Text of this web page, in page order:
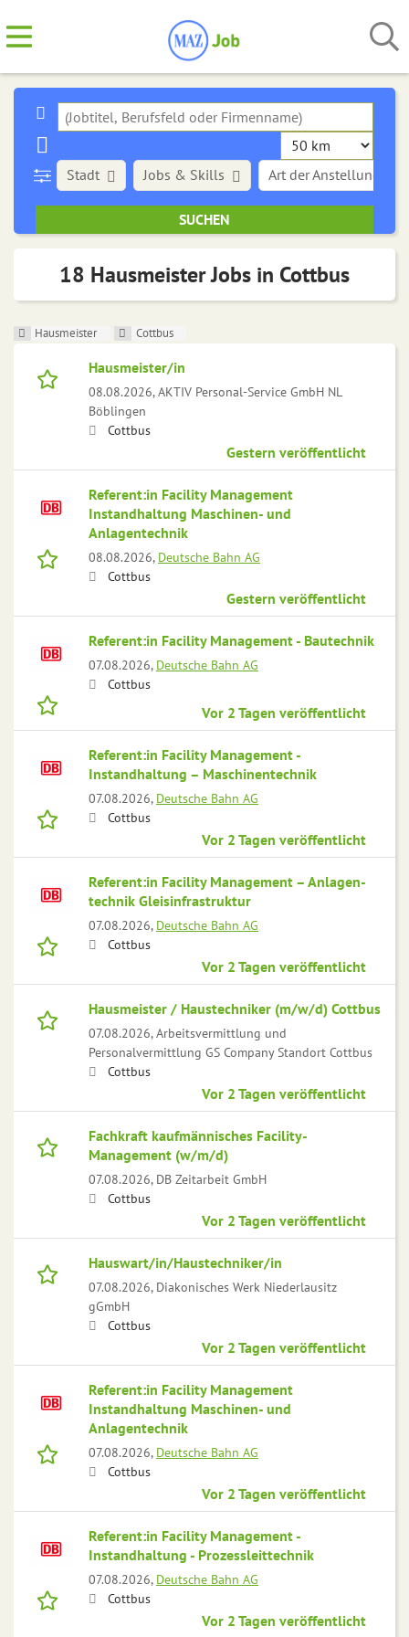
Stadt Art der Anstellung
Jobs & Skills
18 Hausmeister Jobs in Cottbus
Hausmeister Cottbus
Hausmeister/in
08.08.2026,AKTIV Personal-Service GmbH NL
Böblingen
Cottbus
Gestern veröffentlicht
Referent:in Facility Management
Instandhaltung Maschinen- und
Anlagentechnik
08.08.2026, Deutsche Bahn AG
Cottbus
Gestern veröffentlicht
Referent:in Facility Management - Bautechnik
07.08.2026, Deutsche Bahn AG
Cottbus
Vor 2 Tagen veröffentlicht
Referent:in Facility Management -
Instandhaltung – Maschinentechnik
07.08.2026, Deutsche Bahn AG
Cottbus
Vor 2 Tagen veröffentlicht
Referent:in Facility Management – Anlagen­
technik Gleisinfrastruktur
07.08.2026, Deutsche Bahn AG
Cottbus
Vor 2 Tagen veröffentlicht
Hausmeister / Haustechniker (m/w/d) Cottbus
07.08.2026,Arbeitsvermittlung und
Personalvermittlung GS Company Standort Cottbus
Cottbus
Vor 2 Tagen veröffentlicht
Fachkraft kaufmännisches Facility-
Management (w/m/d)
07.08.2026, DB Zeitarbeit GmbH
Cottbus
Vor 2 Tagen veröffentlicht
Hauswart/in/Haustechniker/in
07.08.2026, Diakonisches Werk Niederlausitz
gGmbH
Cottbus
Vor 2 Tagen veröffentlicht
Referent:in Facility Management
Instandhaltung Maschinen- und
Anlagentechnik
07.08.2026, Deutsche Bahn AG
Cottbus
Vor 2 Tagen veröffentlicht
Referent:in Facility Management -
Instandhaltung - Prozessleittechnik
07.08.2026, Deutsche Bahn AG
Cottbus
Vor 2 Tagen veröffentlicht